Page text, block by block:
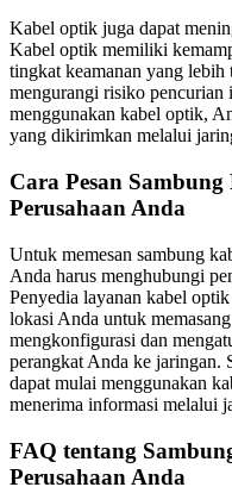
Kabel optik juga dapat
Kabel optik memiliki
tingkat keamanan yang
mengurangi risiko pencurian
menggunakan kabel optik,
yang dikirimkan melalui
Cara Pesan
Perusahaan Anda
Untuk memesan sambung
Anda harus menghubungi
Penyedia layanan kabel
lokasi Anda untuk
mengkonfigurasi dan
perangkat Anda ke jaringan.
dapat mulai menggunakan
menerima informasi melalui
FAQ tentang
Perusahaan Anda